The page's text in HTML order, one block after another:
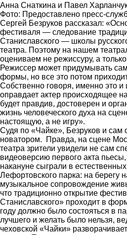
Анна Снаткина и Павел
Фото: Предоставлено пресс-
Сергей Безруков рассказал:
фестиваля — следование
Станиславского — школы
театра. Поэтому на нашем
оцениваем не режиссуру, а
Режиссер может придумывать
формы, но все это потом
Собственно говоря, именно это и
оправдает актер происходящее
будет правдив, достоверен и
жизнь человеческого духа на
настоящую, а не игру».
Судя по «Чайке», Безруков и сам
новатором. Правда, на сцене
театра зрители увидели не сам
видеоверсию первого акта
накануне сыграли в
Лефортовского парка: на берегу
музыкальное сопровождение
что традиционно открытие
Станиславского» проходит в
году должно было состояться в
лучшего и желать было нельзя,
чеховской «Чайки»